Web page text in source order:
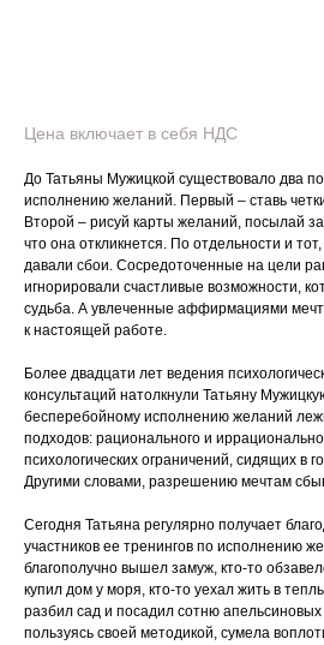
Цена включает в себя НДС
До Татьяны Мужицкой существовало два
исполнению желаний. Первый – ставь
Второй – рисуй карты желаний, посылай
что она откликнется. По отдельности и
давали сбои. Сосредоточенные на цели
игнорировали счастливые возможности,
судьба. А увлеченные аффирмациями
к настоящей работе.
Более двадцати лет ведения
консультаций натолкнули Татьяну
бесперебойному исполнению желаний
подходов: рационального и
психологических ограничений, сидящих в
Другими словами, разрешению мечтам
Сегодня Татьяна регулярно получает
участников ее тренингов по исполнению
благополучно вышел замуж, кто-то
купил дом у моря, кто-то уехал жить в
разбил сад и посадил сотню
пользуясь своей методикой, сумела